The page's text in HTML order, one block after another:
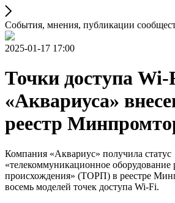
События, мнения, публикации
2025-01-17 17:00
Точки доступа Wi-
«Аквариуса»
реестр
Компания «Аквариус» получила статус
«телекоммуникационное оборудование
происхождения» (ТОРП) в реестре
восемь моделей точек доступа Wi-Fi.